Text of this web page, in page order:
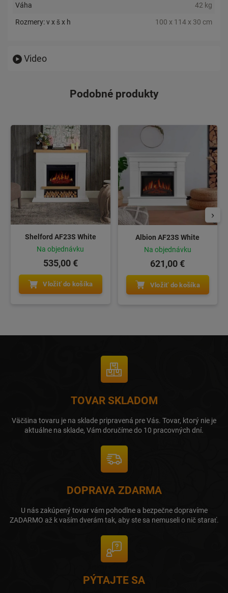
Váha 42 kg
Rozmery: v x š x h 100 x 114 x 30 cm
Video
Podobné produkty
Shelford AF23S White
Na objednávku
535,00 €
Vložiť do košíka
Albion AF23S White
Na objednávku
621,00 €
Vložiť do košíka
TOVAR SKLADOM
Väčšina tovaru je na sklade pripravená pre Vás. Tovar, ktorý nie je
aktuálne na sklade, Vám doručíme do 10 pracovných dní.
DOPRAVA ZDARMA
U nás zakúpený tovar vám pohodlne a bezpečne dopravíme
ZADARMO až k vaším dverám tak, aby ste sa nemuseli o nič starať.
PÝTAJTE SA